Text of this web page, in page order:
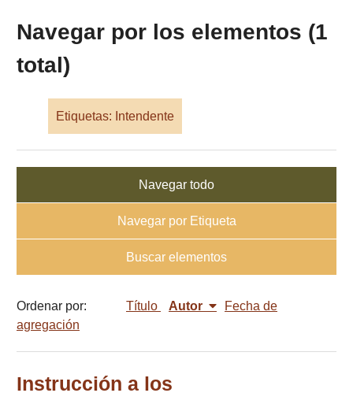
Navegar por los elementos (1
total)
Etiquetas: Intendente
Navegar todo
Navegar por Etiqueta
Buscar elementos
Ordenar por: Título Autor
Fecha de
agregación
Instrucción a los